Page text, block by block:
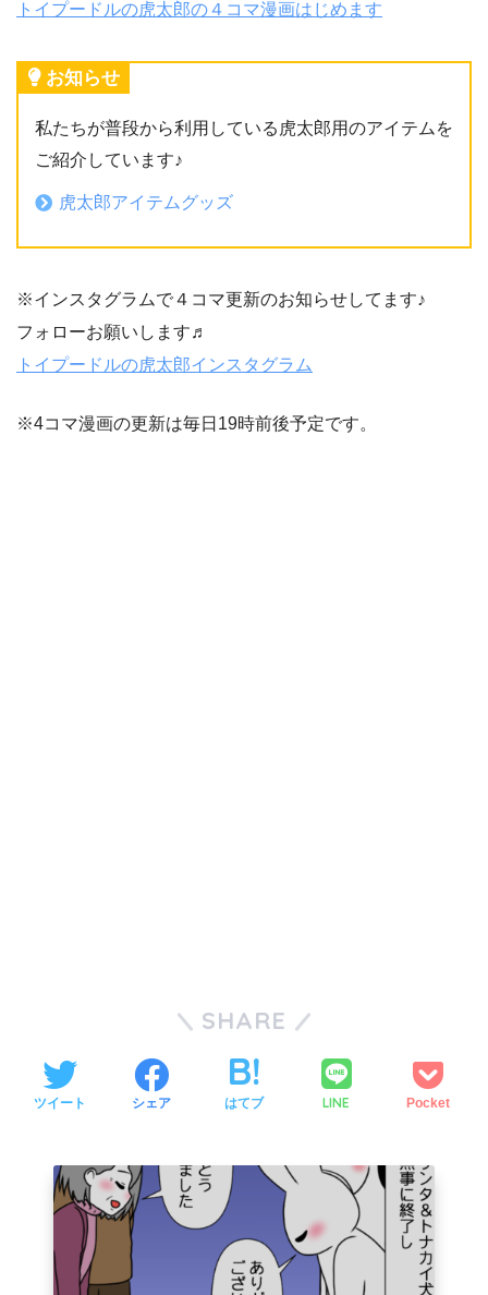
トイプードルの虎太郎の４コマ漫画はじめます
お知らせ
私たちが普段から利用している虎太郎用のアイテムを
ご紹介しています♪
虎太郎アイテムグッズ
※インスタグラムで４コマ更新のお知らせしてます♪
フォローお願いします♬
トイプードルの虎太郎インスタグラム
※4コマ漫画の更新は毎日19時前後予定です。
SHARE
ツイート シェア はてブ LINE Pocket